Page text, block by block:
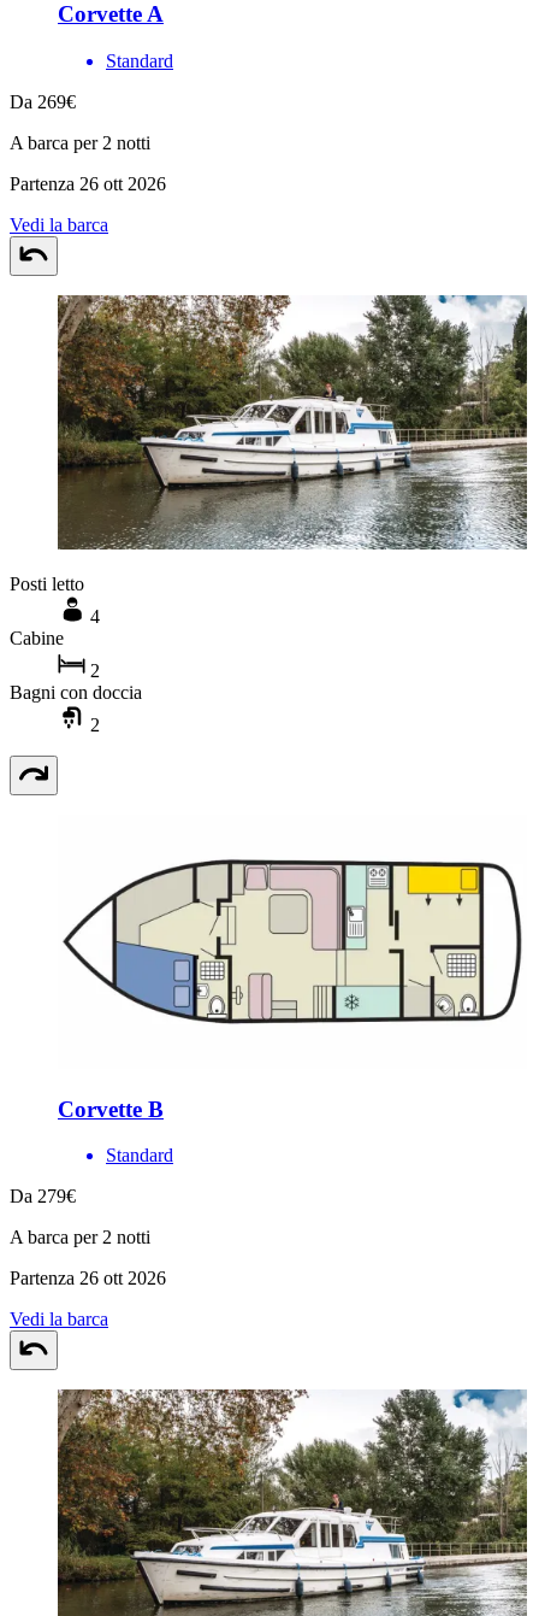
Corvette A
Standard
Da 269€
A barca per 2 notti
Partenza 26 ott 2026
Vedi la barca
Posti letto
4
Cabine
2
Bagni con doccia
2
Corvette B
Standard
Da 279€
A barca per 2 notti
Partenza 26 ott 2026
Vedi la barca